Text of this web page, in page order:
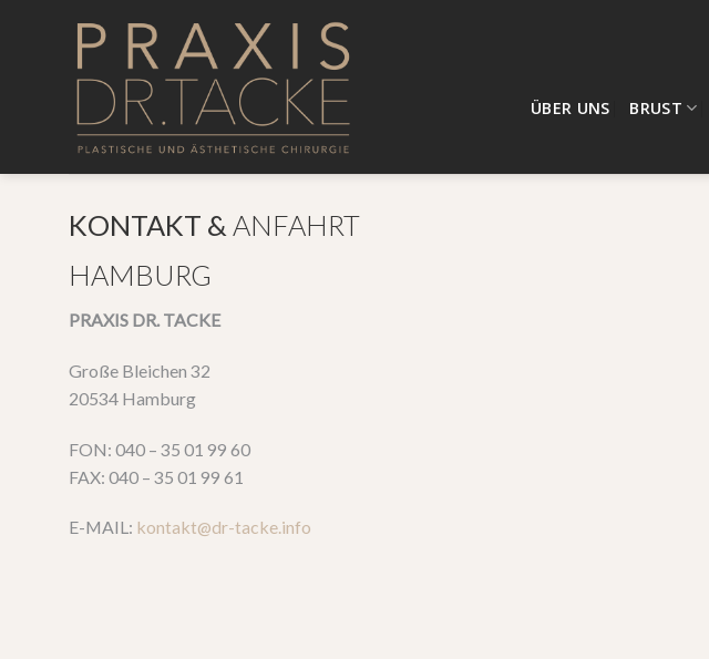
ÜBER UNS
BRUST
KONTAKT & ANFAHRT
HAMBURG
PRAXIS DR. TACKE
Große Bleichen 32
20534 Hamburg
FON: 040 – 35 01 99 60
FAX: 040 – 35 01 99 61
E-MAIL: kontakt@dr-tacke.info